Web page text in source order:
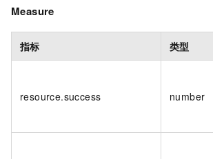
Measure
指标 类型
resource.success number